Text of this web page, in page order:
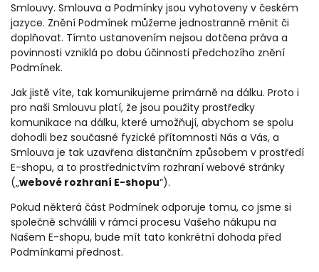
Smlouvy. Smlouva a Podmínky jsou vyhotoveny v českém
jazyce. Znění Podmínek můžeme jednostranně měnit či
doplňovat. Tímto ustanovením nejsou dotčena práva a
povinnosti vzniklá po dobu účinnosti předchozího znění
Podmínek.
Jak jistě víte, tak komunikujeme primárně na dálku. Proto i
pro naši Smlouvu platí, že jsou použity prostředky
komunikace na dálku, které umožňují, abychom se spolu
dohodli bez současné fyzické přítomnosti Nás a Vás, a
Smlouva je tak uzavřena distančním způsobem v prostředí
E-shopu, a to prostřednictvím rozhraní webové stránky
(„webové rozhraní E-shopu“).
Pokud některá část Podmínek odporuje tomu, co jsme si
společně schválili v rámci procesu Vašeho nákupu na
Našem E-shopu, bude mít tato konkrétní dohoda před
Podmínkami přednost.